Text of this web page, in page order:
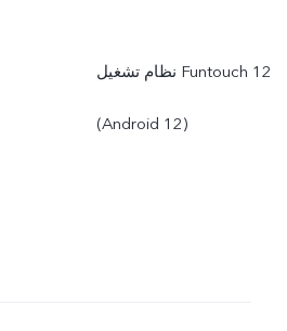
نظام تشغيل ‎Funtouch 12‏
(‎Android 12‏)